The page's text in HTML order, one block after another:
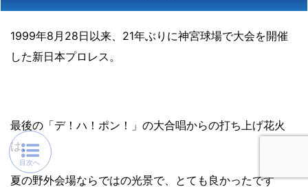
1999年8月28日以来、21年ぶりに神宮球場で大会を開催
した新日本プロレス。
最後の「デ！ハ！ポン！」の大合唱からの打ち上げ花火
は、
夏の野外会場ならではの光景で、とても良かったです